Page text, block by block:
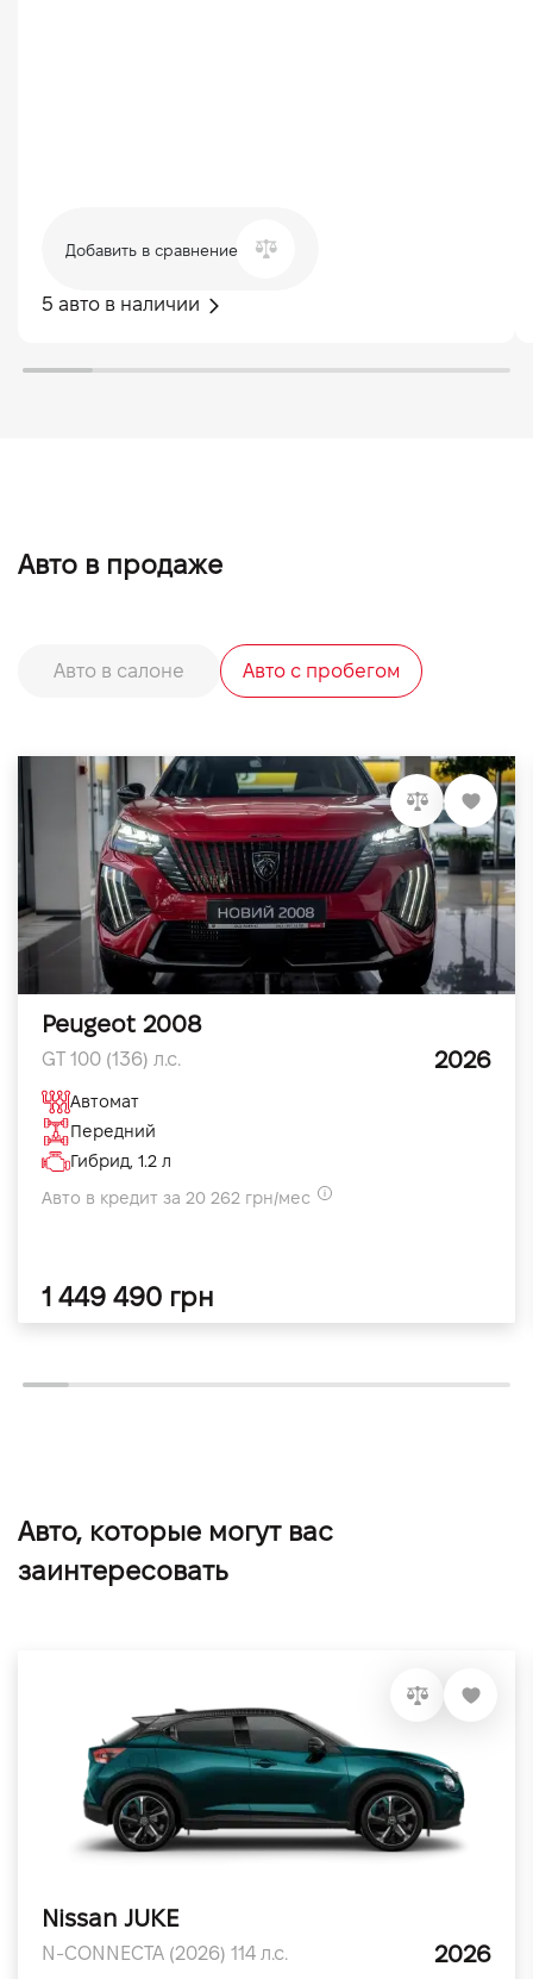
5 авто в наличии
Добавить в сравнение
Авто в продаже
Авто в салоне Авто с пробегом
Peugeot 2008
GT 100 (136) л.с. 2026
Автомат
Передний
Гибрид, 1.2 л
Авто в кредит за 20 262 грн/мес
1 449 490 грн
Авто, которые могут вас
заинтересовать
Nissan JUKE
N-CONNECTA (2026) 114 л.с. 2026